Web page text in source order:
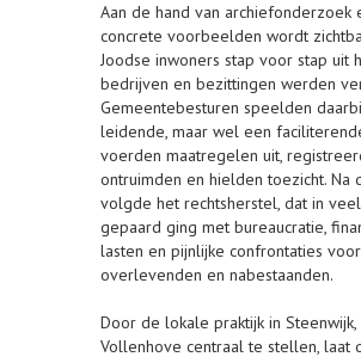
Aan de hand van archiefonderzoek
concrete voorbeelden wordt
Joodse inwoners stap voor stap uit
bedrijven en bezittingen werden
Gemeentebesturen speelden
leidende, maar wel een
voerden maatregelen uit,
ontruimden en hielden toezicht. Na
volgde het rechtsherstel, dat in
gepaard ging met bureaucratie,
lasten en pijnlijke confrontaties voor
overlevenden en nabestaanden.
Door de lokale praktijk in
Vollenhove centraal te stellen, laat